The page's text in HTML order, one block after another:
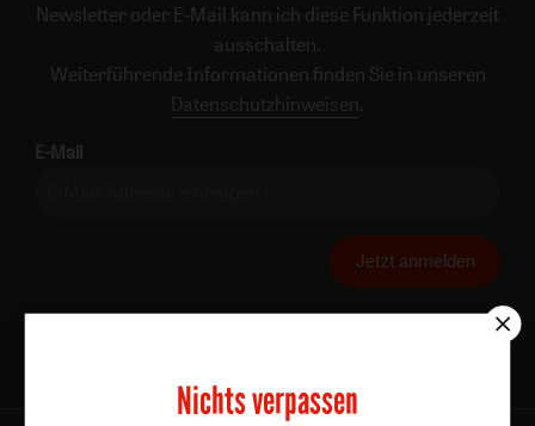
Newsletter oder E-Mail kann ich diese Funktion jederzeit
ausschalten.
Weiterführende Informationen finden Sie in unseren
Datenschutzhinweisen .
E-Mail
Jetzt anmelden
Nichts verpassen